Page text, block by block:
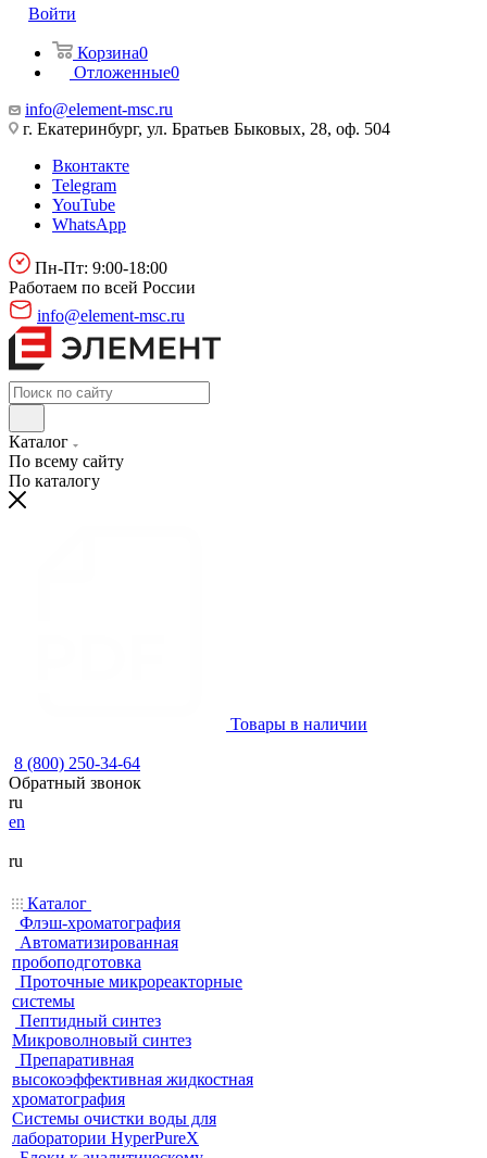
Войти
Корзина0
Отложенные0
info@element-msc.ru
г. Екатеринбург, ул. Братьев Быковых, 28, оф. 504
Вконтакте
Telegram
YouTube
WhatsApp
Пн-Пт: 9:00-18:00
Работаем по всей России
info@element-msc.ru
Каталог
По всему сайту
По каталогу
Товары в наличии
8 (800) 250-34-64
Обратный звонок
ru
en
ru
Каталог
Флэш-хроматография
Автоматизированная
пробоподготовка
Проточные микрореакторные
системы
Пептидный синтез
Микроволновый синтез
Препаративная
высокоэффективная жидкостная
хроматография
Системы очистки воды для
лаборатории HyperPureX